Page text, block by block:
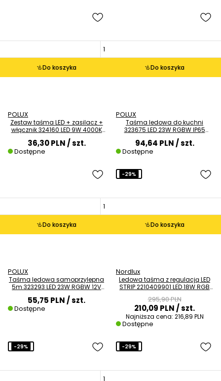
Do koszyka
POLUX
Zestaw taśma LED + zasilacz +
włącznik 324160 LED 9W 4000K
36,30 PLN/ szt.
Dostępne
Do koszyka
POLUX
Taśma ledowa do kuchni
323675 LED 23W RGBW IP65
94,64 PLN/ szt.
Dostępne
Do koszyka
POLUX
Taśma ledowa samoprzylepna
5m 323293 LED 23W RGBW 12V
55,75 PLN/ szt.
Dostępne
Do koszyka
-29%
Nordlux
Ledowa taśma z regulacją LED
STRIP 2210409901 LED 18W RGB
295,90 PLN
210,09 PLN/ szt.
Najniższa cena: 216,89 PLN
Dostępne
-29% -29%